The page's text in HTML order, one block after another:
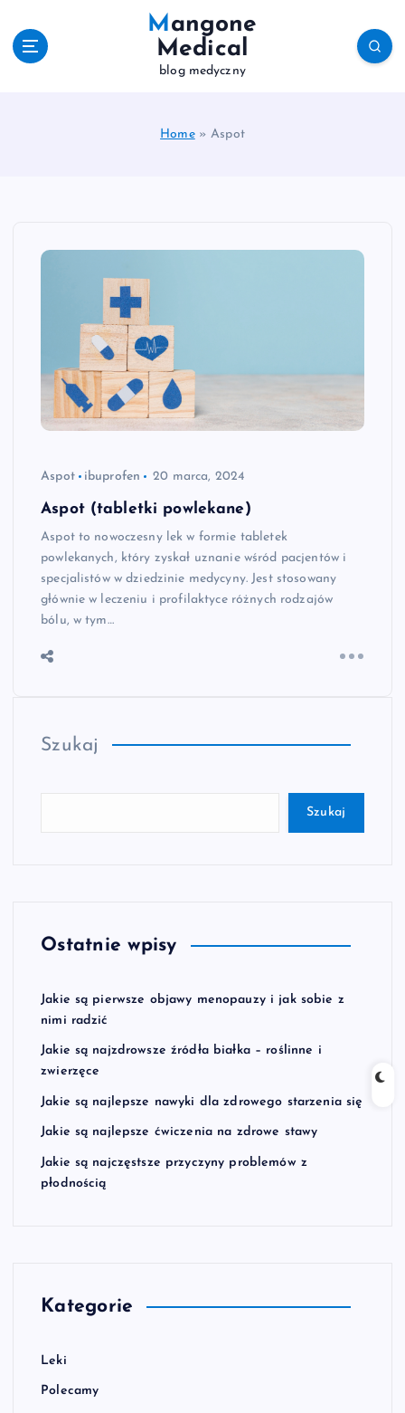
Mangone
Medical
blog medyczny
Home»Aspot
Aspot ibuprofen 20 marca, 2024
Aspot (tabletki powlekane)
Aspot to nowoczesny lek w formie tabletek
powlekanych, który zyskał uznanie wśród pacjentów i
specjalistów w dziedzinie medycyny. Jest stosowany
głównie w leczeniu i profilaktyce różnych rodzajów
bólu, w tym…
Szukaj
Szukaj
Ostatnie wpisy
Jakie są pierwsze objawy menopauzy i jak sobie z
nimi radzić
Jakie są najzdrowsze źródła białka – roślinne i
zwierzęce
Jakie są najlepsze nawyki dla zdrowego starzenia się
Jakie są najlepsze ćwiczenia na zdrowe stawy
Jakie są najczęstsze przyczyny problemów z
płodnością
Kategorie
Leki
Polecamy